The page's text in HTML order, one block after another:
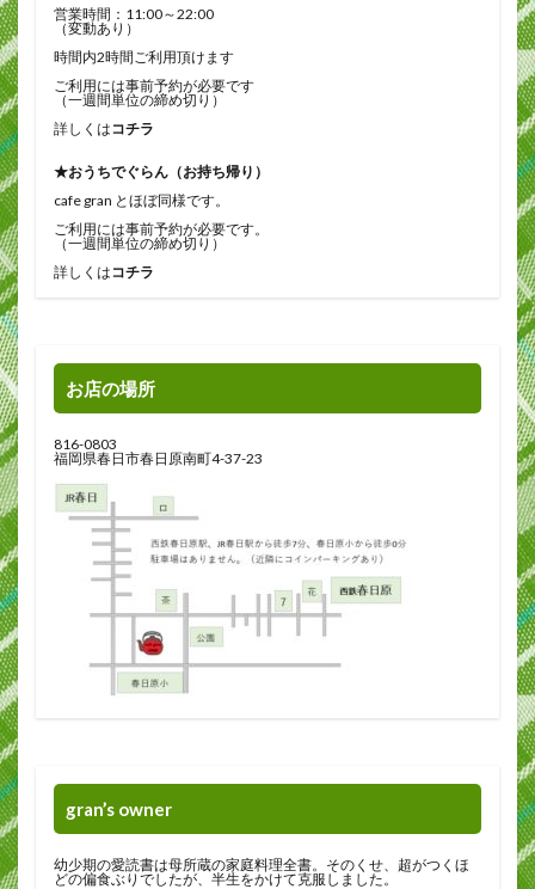
営業時間：11:00～22:00
（変動あり）
時間内2時間ご利用頂けます
ご利用には事前予約が必要です
（一週間単位の締め切り）
詳しくはコチラ
★おうちでぐらん（お持ち帰り）
cafe gran とほぼ同様です。
ご利用には事前予約が必要です。
（一週間単位の締め切り）
詳しくはコチラ
お店の場所
816-0803
福岡県春日市春日原南町4-37-23
gran’s owner
幼少期の愛読書は母所蔵の家庭料理全書。そのくせ、超がつくほ
どの偏食ぶりでしたが、半生をかけて克服しました。